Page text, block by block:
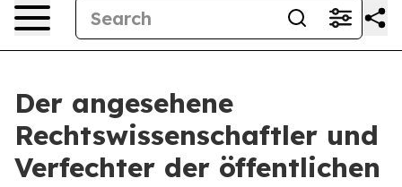
Der angesehene
Rechtswissenschaftler und
Verfechter der öffentlichen